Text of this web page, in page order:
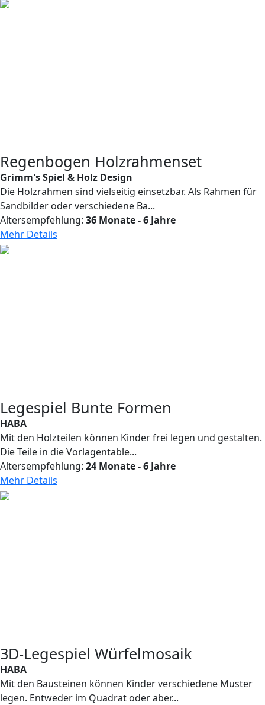
Regenbogen Holzrahmenset
Grimm's Spiel & Holz Design
Die Holzrahmen sind vielseitig einsetzbar. Als Rahmen für
Sandbilder oder verschiedene Ba...
Altersempfehlung: 36 Monate - 6 Jahre
Mehr Details
Legespiel Bunte Formen
HABA
Mit den Holzteilen können Kinder frei legen und gestalten.
Die Teile in die Vorlagentable...
Altersempfehlung: 24 Monate - 6 Jahre
Mehr Details
3D-Legespiel Würfelmosaik
HABA
Mit den Bausteinen können Kinder verschiedene Muster
legen. Entweder im Quadrat oder aber...